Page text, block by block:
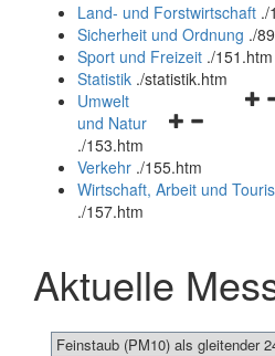
und
schließen
Land- und Forstwirtschaft ./
Sicherheit und Ordnung ./
Sport und Freizeit ./151.htm
Statistik ./statistik.htm
und
schließen
Umwelt
und Natur
./153.htm
Verkehr ./155.htm
Wirtschaft, Arbeit und
./157.htm
Aktuelle